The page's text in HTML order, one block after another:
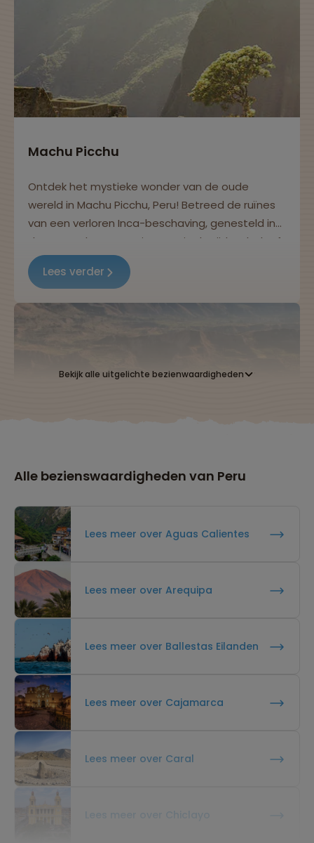
Machu Picchu
Ontdek het mystieke wonder van de oude
wereld in Machu Picchu, Peru! Betreed de ruïnes
van een verloren Inca-beschaving, genesteld in
de groene bergen. Reis terug in de tijd en beleef
een...
Lees verder
Canyon, een adembenemende kloof die dubbel
zo diep is als de Grand Canyon. Dit spectaculaire
natuurwonder is beroemd geworden door de
prachtige...
Lees verder
Bekijk alle uitgelichte bezienwaardigheden
Alle bezienswaardigheden van Peru
Lees meer over Aguas Calientes
Lees meer over Arequipa
Lees meer over Ballestas Eilanden
Lees meer over Cajamarca
Lees meer over Caral
Lees meer over Chiclayo